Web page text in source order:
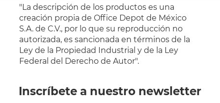
"La descripción de los productos es una
creación propia de Office Depot de México
S.A. de C.V., por lo que su reproducción no
autorizada, es sancionada en términos de la
Ley de la Propiedad Industrial y de la Ley
Federal del Derecho de Autor".
Inscríbete a nuestro newsletter